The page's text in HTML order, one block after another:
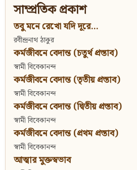
সাম্প্রতিক প্রকাশ
তবু মনে রেখো যদি দূরে...
রবীন্দ্রনাথ ঠাকুর
কর্মজীবনে বেদান্ত (চতুর্থ প্রস্তাব)
স্বামী বিবেকানন্দ
কর্মজীবনে বেদান্ত (তৃতীয় প্রস্তাব)
স্বামী বিবেকানন্দ
কর্মজীবনে বেদান্ত (দ্বিতীয় প্রস্তাব)
স্বামী বিবেকানন্দ
কর্মজীবনে বেদান্ত (প্রথম প্রস্তাব)
স্বামী বিবেকানন্দ
আত্মার মুক্তস্বভাব